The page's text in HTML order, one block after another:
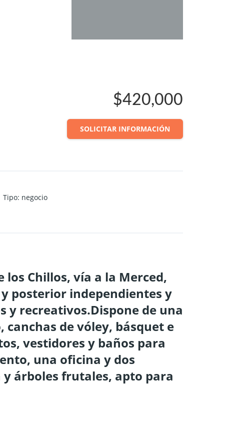
$420,000
SOLICITAR INFORMACIÓN
Tipo: negocio
los Chillos, vía a la Merced,
posterior independientes y
y recreativos.Dispone de una
de vóley, básquet e
vestidores y baños para
una oficina y dos
árboles frutales, apto para